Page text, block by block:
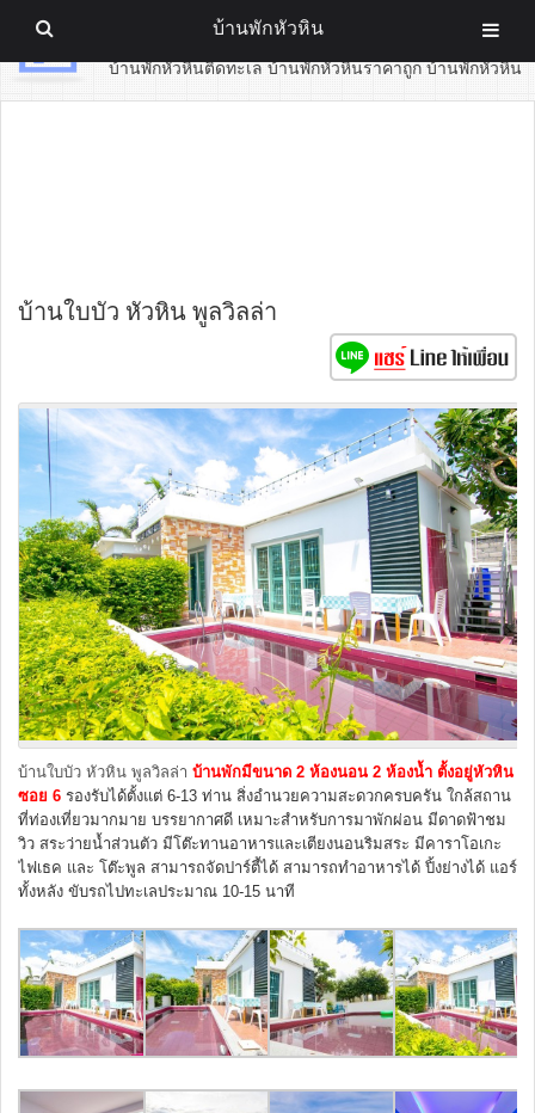
บ้านพักหัวหิน
บ้านพักหัวหินติดทะเล บ้านพักหัวหินราคาถูก บ้านพักหัวหิน
บ้านใบบัว หัวหิน พูลวิลล่า
บ้านใบบัว หัวหิน พูลวิลล่า บ้านพักมีขนาด 2 ห้องนอน 2 ห้องน้ำ ตั้งอยู่หัวหิน
ซอย 6 รองรับได้ตั้งแต่ 6-13 ท่าน สิ่งอำนวยความสะดวกครบครัน ใกล้สถาน
ที่ท่องเที่ยวมากมาย บรรยากาศดี เหมาะสำหรับการมาพักผ่อน มีดาดฟ้าชม
วิว สระว่ายน้ำส่วนตัว มีโต๊ะทานอาหารและเตียงนอนริมสระ มีคาราโอเกะ
ไฟเธค และ โต๊ะพูล สามารถจัดปาร์ตี้ได้ สามารถทำอาหารได้ ปิ้งย่างได้ แอร์
ทั้งหลัง ขับรถไปทะเลประมาณ 10-15 นาที
บ้านพักหัวหิน